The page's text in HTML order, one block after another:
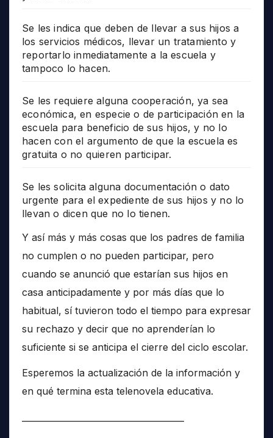
Se les indica que deben de llevar a sus hijos a
los servicios médicos, llevar un tratamiento y
reportarlo inmediatamente a la escuela y
tampoco lo hacen.
Se les requiere alguna cooperación, ya sea
económica, en especie o de participación en la
escuela para beneficio de sus hijos, y no lo
hacen con el argumento de que la escuela es
gratuita o no quieren participar.
Se les solicita alguna documentación o dato
urgente para el expediente de sus hijos y no lo
llevan o dicen que no lo tienen.
Y así más y más cosas que los padres de familia
no cumplen o no pueden participar, pero
cuando se anunció que estarían sus hijos en
casa anticipadamente y por más días que lo
habitual, sí tuvieron todo el tiempo para expresar
su rechazo y decir que no aprenderían lo
suficiente si se anticipa el cierre del ciclo escolar.
Esperemos la actualización de la información y
en qué termina esta telenovela educativa.